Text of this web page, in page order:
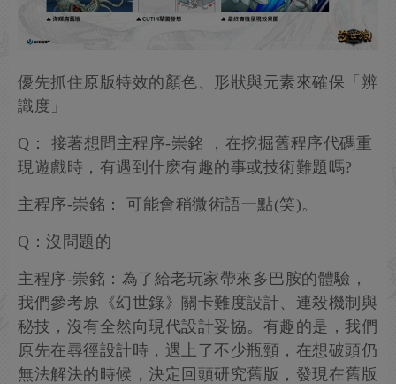
優先抓住原版特效的顏色、形狀與元素來確保「辨
識度」
Q： 接著想問主程序-崇銘 ，在挖掘舊程序代碼重
現遊戲時，有遇到什麽有趣的事或技術難題嗎?
主程序-崇銘： 可能會稍微術語一點(笑)。
Q：沒問題的
主程序-崇銘：為了給老玩家帶來多巴胺的體驗，
我們參考原《幻世錄》關卡難度設計、連殺機制與
秘技，沒有全然向現代設計妥協。有趣的是，我們
原先在尋徑設計時，遇上了不少瓶頸，在想破頭仍
無法解決的時候，決定回頭研究舊版，發現在舊版